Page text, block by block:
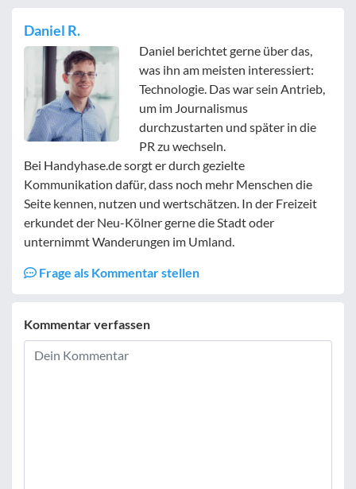
Daniel R.
Daniel berichtet gerne über das,
was ihn am meisten interessiert:
Technologie. Das war sein Antrieb,
um im Journalismus
durchzustarten und später in die
PR zu wechseln.
Bei Handyhase.de sorgt er durch gezielte
Kommunikation dafür, dass noch mehr Menschen die
Seite kennen, nutzen und wertschätzen. In der Freizeit
erkundet der Neu-Kölner gerne die Stadt oder
unternimmt Wanderungen im Umland.
Frage als Kommentar stellen
Kommentar verfassen